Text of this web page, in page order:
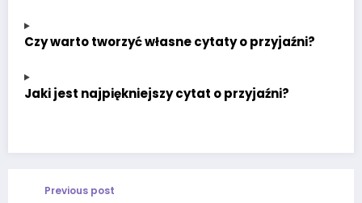
Czy warto tworzyć własne cytaty o przyjaźni?
Jaki jest najpiękniejszy cytat o przyjaźni?
Previous post